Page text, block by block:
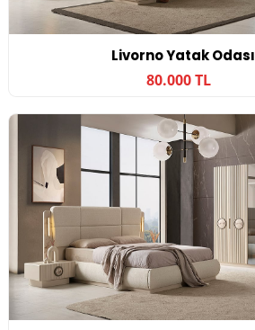
Livorno Yatak Odası
80.000 TL